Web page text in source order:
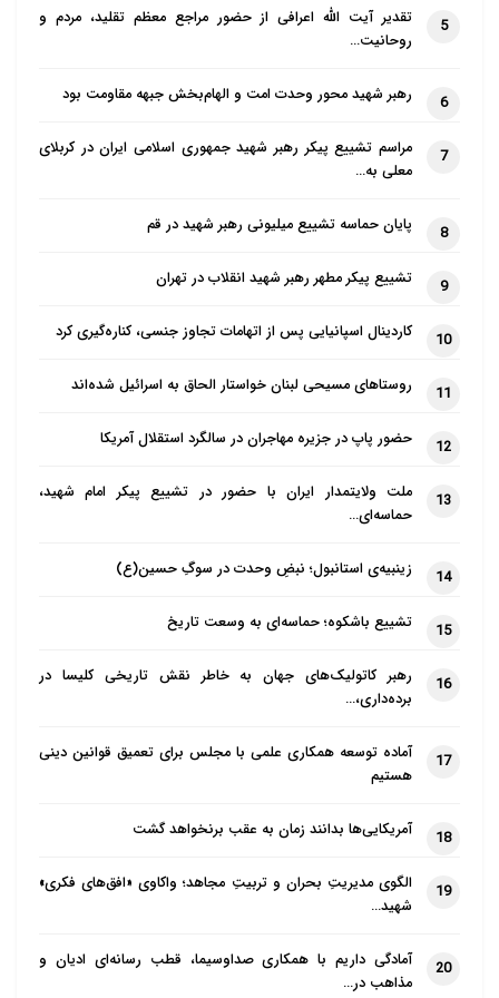
دارد که دختر بزرگوار پیامبر حدیث غدیر را
چنین بیان فرمود:
قال رسول الله(صلی الله علیه و آله): «من
کنت ولیه فعلی ولیه و من کنت امامه فعلی
امامه.» (7)
رسول خدا(صلی الله علیه و آله) فرمود: هر
و هر که من امام او هستم علی امام اوست.
احتجاجی از فاطمه زهرا به وسیله چند تن از
علیه و آله) یوم غدیر خم، من کنت مولاه
فعلی مولاه و قوله: انت منی بمنزلة هارون
من موسی علیهما السلام. (8)
آیا سخن رسول خدا(صلی الله علیه و آله) در
فرمود: هر که من مولای او هستم علی
مولای اوست و آیا سخنش را فراموش کرده
اید که فرمود: تو نسبت به من مانند هارون
زهرا(س) عمر خویش را در راه اثبات ولایت
و سرانجام نیز در همین راه به شهادت رسید
2. ام سلمه
حضور زنان پیامبر، از جمله ام سلمه (9) در
مراسم غدیر، در کتب مختلف مورد تاکید
5
تقدیر آیت الله اعرافی از حضور مراجع معظم تقلید، مردم و
روحانیت…
6 رهبر شهید محور وحدت امت و الهام‌بخش جبهه مقاومت بود
7
مراسم تشییع پیکر رهبر شهید جمهوری اسلامی ایران در کربلای
معلی به…
8 پایان حماسه تشییع میلیونی رهبر شهید در قم
9 تشییع پیکر مطهر رهبر شهید انقلاب در تهران
10 کاردینال اسپانیایی پس از اتهامات تجاوز جنسی، کناره‌گیری کرد
11 روستاهای مسیحی لبنان خواستار الحاق به اسرائیل شده‌اند
12 حضور پاپ در جزیره مهاجران در سالگرد استقلال آمریکا
13
ملت ولایتمدار ایران با حضور در تشییع پیکر امام شهید،
حماسه‌ای…
14 زینبیه‌ی استانبول؛ نبضِ وحدت در سوگِ حسین(ع)
15 تشییع باشکوه؛ حماسه‌ای به وسعت تاریخ
16
رهبر کاتولیک‌های جهان به خاطر نقش تاریخی کلیسا در
برده‌داری،…
17
آماده توسعه همکاری علمی با مجلس برای تعمیق قوانین دینی
هستیم
18 آمریکایی‌ها بدانند زمان به عقب برنخواهد گشت
19
الگوی مدیریتِ بحران و تربیتِ مجاهد؛ واکاوی «افق‌های فکری»
شهید…
20
آمادگی داریم با همکاری صداوسیما، قطب رسانه‌ای ادیان و
مذاهب در…